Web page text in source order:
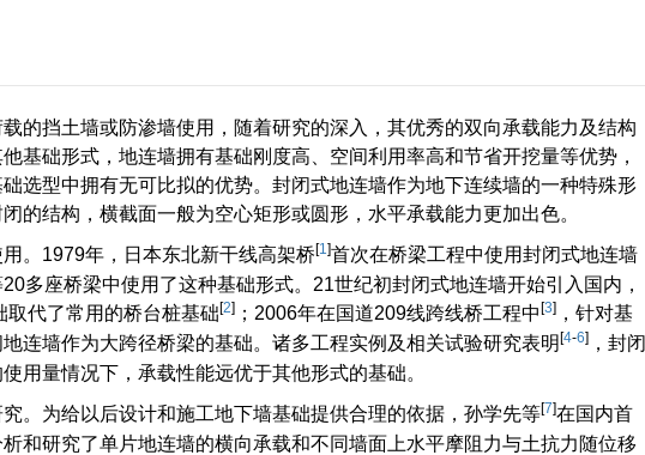
的挡土墙或防渗墙使用，随着研究的深入，其优秀的双向承载能力及结构
基础形式，地连墙拥有基础刚度高、空间利用率高和节省开挖量等优势，
选型中拥有无可比拟的优势。封闭式地连墙作为地下连续墙的一种特殊形
的结构，横截面一般为空心矩形或圆形，水平承载能力更加出色。
。1979年，日本东北新干线高架桥[1]首次在桥梁工程中使用封闭式地连墙
多座桥梁中使用了这种基础形式。21世纪初封闭式地连墙开始引入国内，
代了常用的桥台桩基础[2] ；2006年在国道209线跨线桥工程中 [3] ，针对基
连墙作为大跨径桥梁的基础。诸多工程实例及相关试验研究表明 [4-6] ，封闭
用量情况下，承载性能远优于其他形式的基础。
。为给以后设计和施工地下墙基础提供合理的依据，孙学先等[7]在国内首
和研究了单片地连墙的横向承载和不同墙面上水平摩阻力与土抗力随位移